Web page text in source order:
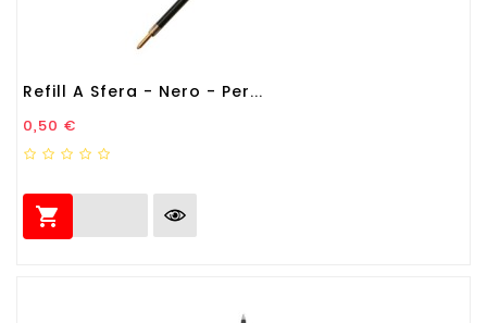
Refill A Sfera - Nero - Per...
Prezzo
0,50 €
